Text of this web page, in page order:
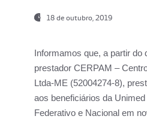
18 de outubro, 2019
Informamos que, a partir do
prestador CERPAM –
Ltda-ME (52004274-8),
aos beneficiários da
Federativo e Nacional em